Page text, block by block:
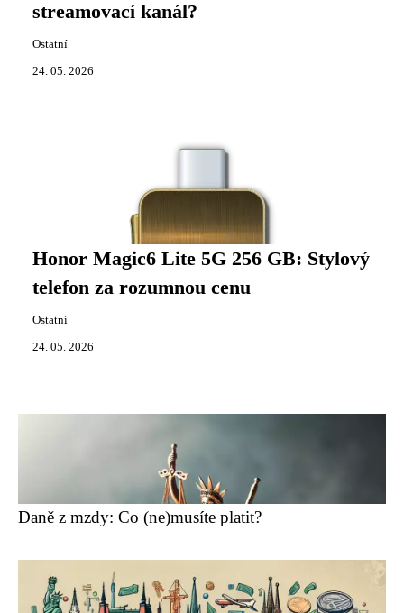
streamovací kanál?
Ostatní
24. 05. 2026
Honor Magic6 Lite 5G 256 GB: Stylový
telefon za rozumnou cenu
Ostatní
24. 05. 2026
Daně z mzdy: Co (ne)musíte platit?